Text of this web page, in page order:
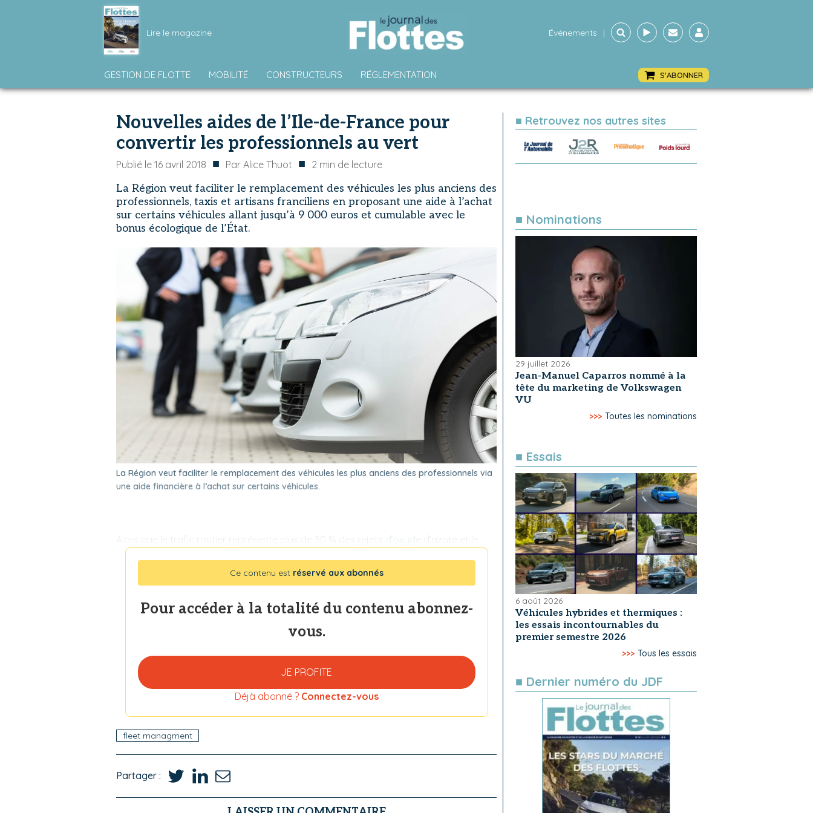
Lire le magazine Événements |
GESTION DE FLOTTE MOBILITÉ CONSTRUCTEURS RÉGLEMENTATION S'ABONNER
Nouvelles aides de l’Ile-de-France pour
convertir les professionnels au vert
Publié le 16 avril 2018 ■ Par Alice Thuot ■ 2 min de lecture
La Région veut faciliter le remplacement des véhicules les plus anciens des
professionnels, taxis et artisans franciliens en proposant une aide à l’achat
sur certains véhicules allant jusqu’à 9 000 euros et cumulable avec le
bonus écologique de l’État.
La Région veut faciliter le remplacement des véhicules les plus anciens des professionnels via
une aide financière à l’achat sur certains véhicules.
Alors que le trafic routier représente plus de 50 % des rejets d’oxyde d’azote et le
Ce contenu est réservé aux abonnés
Pour accéder à la totalité du contenu abonnez-
vous.
JE PROFITE
Déjà abonné ? Connectez-vous
fleet managment
Partager :
■ Retrouvez nos autres sites
■ Nominations
29 juillet 2026
Jean-Manuel Caparros nommé à la
tête du marketing de Volkswagen
VU
>>> Toutes les nominations
■ Essais
6 août 2026
Véhicules hybrides et thermiques :
les essais incontournables du
premier semestre 2026
>>> Tous les essais
■ Dernier numéro du JDF